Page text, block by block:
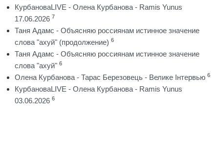
КурбановаLIVE - Олена Курбанова - Ramis Yunus
17.06.2026 7
Таня Адамс - Объясняю россиянам истинное значение
слова "ахуй" (продолжение) 6
Таня Адамс - Объясняю россиянам истинное значение
слова "ахуй" 6
Олена Курбанова - Тарас Березовець - Велике Інтервью 6
КурбановаLIVE - Олена Курбанова - Ramis Yunus
03.06.2026 6